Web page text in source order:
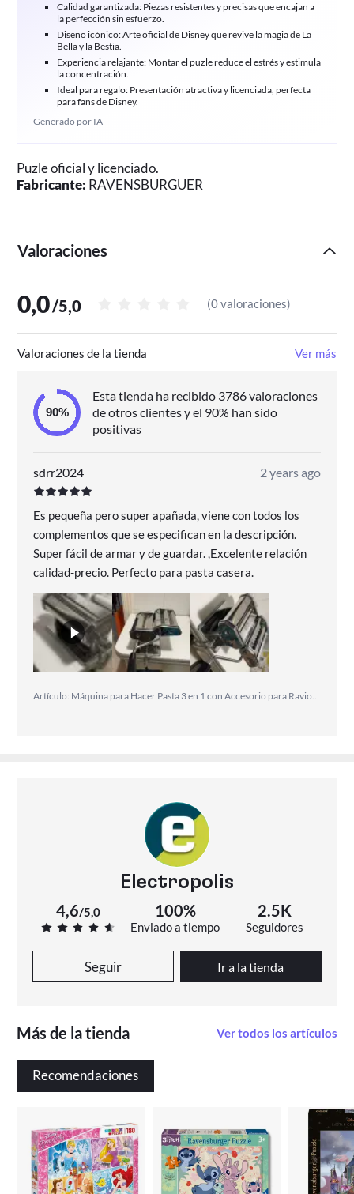
Calidad garantizada: Piezas resistentes y precisas que encajan a
la perfección sin esfuerzo.
Diseño icónico: Arte oficial de Disney que revive la magia de La
Bella y la Bestia.
Experiencia relajante: Montar el puzle reduce el estrés y estimula
la concentración.
Ideal para regalo: Presentación atractiva y licenciada, perfecta
para fans de Disney.
Generado por IA
Puzle oficial y licenciado.
Fabricante: RAVENSBURGUER
Valoraciones
0,0/5,0 (0 valoraciones)
Valoraciones de la tienda Ver más
Esta tienda ha recibido 3786 valoraciones
de otros clientes y el 90% han sido
positivas
sdrr2024 2 years ago
Es pequeña pero super apañada, viene con todos los
complementos que se especifican en la descripción.
Super fácil de armar y de guardar. ,Excelente relación
calidad-precio. Perfecto para pasta casera.
Electropolis
4,6/5,0 100%
Enviado a tiempo
2.5K
Seguidores
Seguir Ir a la tienda
Más de la tienda Ver todos los artículos
Recomendaciones